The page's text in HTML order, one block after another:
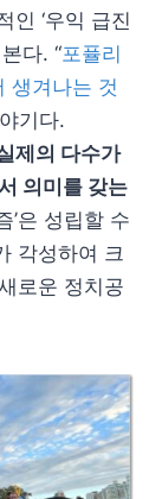
인 ‘우익 급진
다. “포퓰리
생겨나는 것
기다.
제의 다수가
의미를 갖는
’은 성립할 수
각성하여 크
로운 정치공